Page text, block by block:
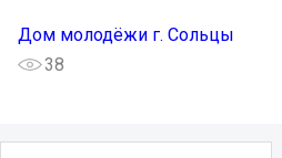
Дом молодёжи г. Сольцы
38